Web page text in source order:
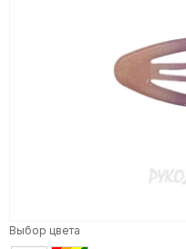
Выбор цвета